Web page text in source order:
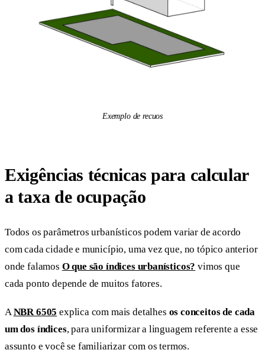
Exemplo de recuos
Exigências técnicas para calcular
a taxa de ocupação
Todos os parâmetros urbanísticos podem variar de acordo
com cada cidade e município, uma vez que, no tópico anterior
onde falamos O que são índices urbanísticos? vimos que
cada ponto depende de muitos fatores.
ANBR 6505 explica com mais detalhes os conceitos de cada
um dos índices, para uniformizar a linguagem referente a esse
assunto e você se familiarizar com os termos.